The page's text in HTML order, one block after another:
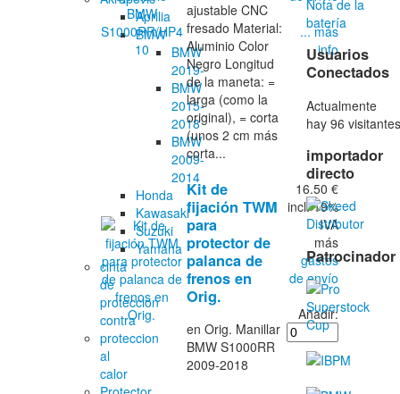
Aprilia
BMW
BMW
2019-
BMW
2015-
2018
BMW
2009-
2014
Honda
Kawasaki
Suzuki
Yamaha
cinta
de
proteccion
contra
proteccion
al
calor
ajustable CNC
fresado Material:
Aluminio Color
Negro Longitud
de la maneta: =
larga (como la
original), = corta
(unos 2 cm más
corta...
... más
info
Kit de
fijación TWM
para
protector de
palanca de
frenos en
Orig.
en Orig. Manillar
BMW S1000RR
2009-2018
16.50 €
incl. 19%
IVA
más
gastos
de envío
Añadir:
Nota de la
batería
Usuarios
Conectados
Actualmente
hay 96
importador
directo
Patrocinador